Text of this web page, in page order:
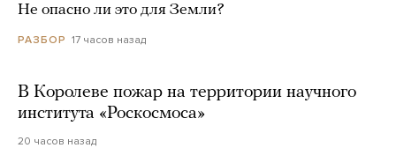
Не опасно ли это для Земли?
РАЗБОР 17 часов назад
В Королеве пожар на территории научного
института «Роскосмоса»
20 часов назад